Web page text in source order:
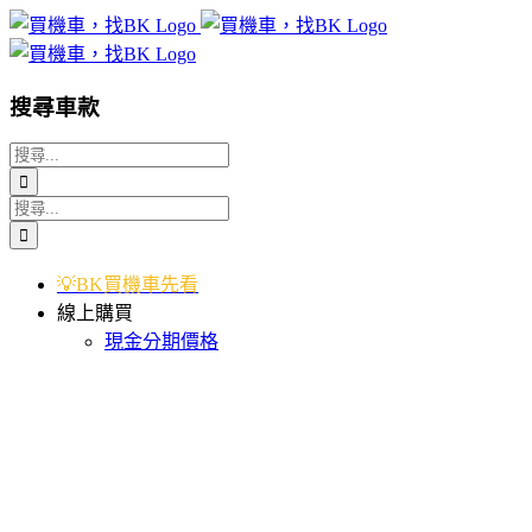
Skip
to
content
搜尋車款
搜
索
結
果：
搜
索
💡BK買機車先看
線上購買
現金分期價格